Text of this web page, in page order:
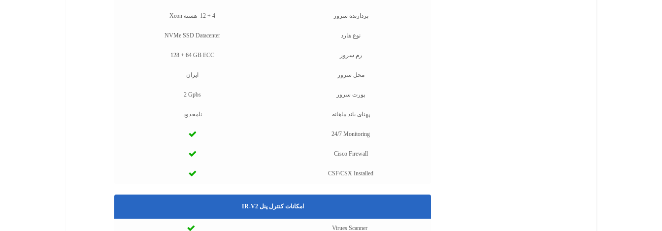
پردازنده سرور 4 + 12 هسته Xeon
نوع هارد NVMe SSD Datacenter
رم سرور 128 + 64 GB ECC
محل سرور ایران
پورت سرور 2 Gpbs
پهنای باند ماهانه نامحدود
24/7 Monitoring
Cisco Firewall
CSF/CSX Installed
امکانات کنترل پنل IR-V2
Virues Scanner